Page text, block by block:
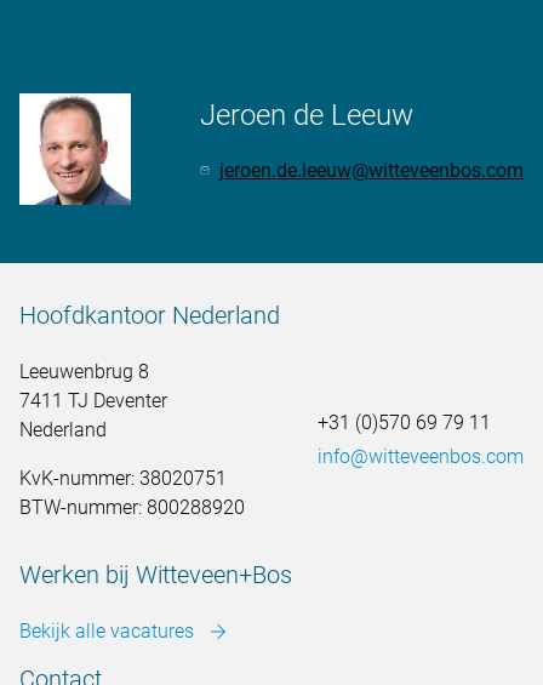
Jeroen de Leeuw
jeroen.de.leeuw@witteveenbos.com
Hoofdkantoor Nederland
Leeuwenbrug 8
7411 TJ Deventer
Nederland
KvK-nummer: 38020751
BTW-nummer: 800288920
+31 (0)570 69 79 11
info@witteveenbos.com
Werken bij Witteveen+Bos
Bekijk alle vacatures
Contact